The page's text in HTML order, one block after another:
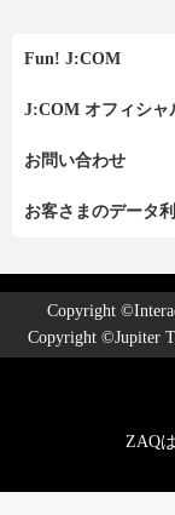
Fun! J:COM
J:COM オフィシャ
お問い合わせ
お客さまのデータ
Copyright
Copyright ©Jupiter
ZAQ